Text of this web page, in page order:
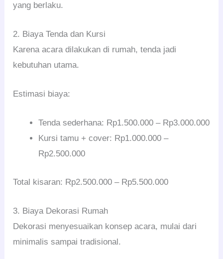
yang berlaku.
2. Biaya Tenda dan Kursi
Karena acara dilakukan di rumah, tenda jadi
kebutuhan utama.
Estimasi biaya:
Tenda sederhana: Rp1.500.000 – Rp3.000.000
Kursi tamu + cover: Rp1.000.000 –
Rp2.500.000
Total kisaran: Rp2.500.000 – Rp5.500.000
3. Biaya Dekorasi Rumah
Dekorasi menyesuaikan konsep acara, mulai dari
minimalis sampai tradisional.